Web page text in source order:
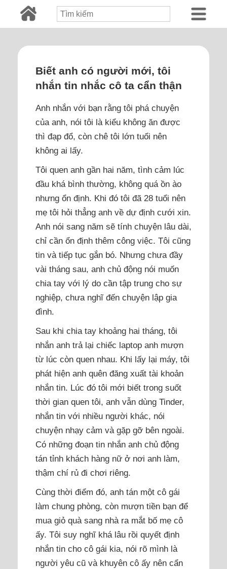
Biết anh có người mới, tôi
nhắn tin nhắc cô ta cẩn thận
Anh nhắn với bạn rằng tôi phá chuyện
của anh, nói tôi là kiểu không ăn được
thì đạp đổ, còn chê tôi lớn tuổi nên
không ai lấy.
Tôi quen anh gần hai năm, tình cảm lúc
đầu khá bình thường, không quá ồn ào
nhưng ổn định. Khi đó tôi đã 28 tuổi nên
mẹ tôi hỏi thẳng anh về dự định cưới xin.
Anh nói sang năm sẽ tính chuyện lâu dài,
chỉ cần ổn định thêm công việc. Tôi cũng
tin và tiếp tục gắn bó. Nhưng chưa đầy
vài tháng sau, anh chủ động nói muốn
chia tay với lý do cần tập trung cho sự
nghiệp, chưa nghĩ đến chuyện lập gia
đình.
Sau khi chia tay khoảng hai tháng, tôi
nhắn anh trả lại chiếc laptop anh mượn
từ lúc còn quen nhau. Khi lấy lại máy, tôi
phát hiện anh quên đăng xuất tài khoản
nhắn tin. Lúc đó tôi mới biết trong suốt
thời gian quen tôi, anh vẫn dùng Tinder,
nhắn tin với nhiều người khác, nói
chuyện nhạy cảm và gặp gỡ bên ngoài.
Có những đoạn tin nhắn anh chủ động
tán tỉnh khách hàng nữ ở nơi anh làm,
thậm chí rủ đi chơi riêng.
Cùng thời điểm đó, anh tán một cô gái
làm chung phòng, còn mượn tiền bạn để
mua giỏ quà sang nhà ra mắt bố mẹ cô
ấy. Tôi suy nghĩ khá lâu rồi quyết định
nhắn tin cho cô gái kia, nói rõ mình là
người yêu cũ và khuyên cô ấy nên cẩn